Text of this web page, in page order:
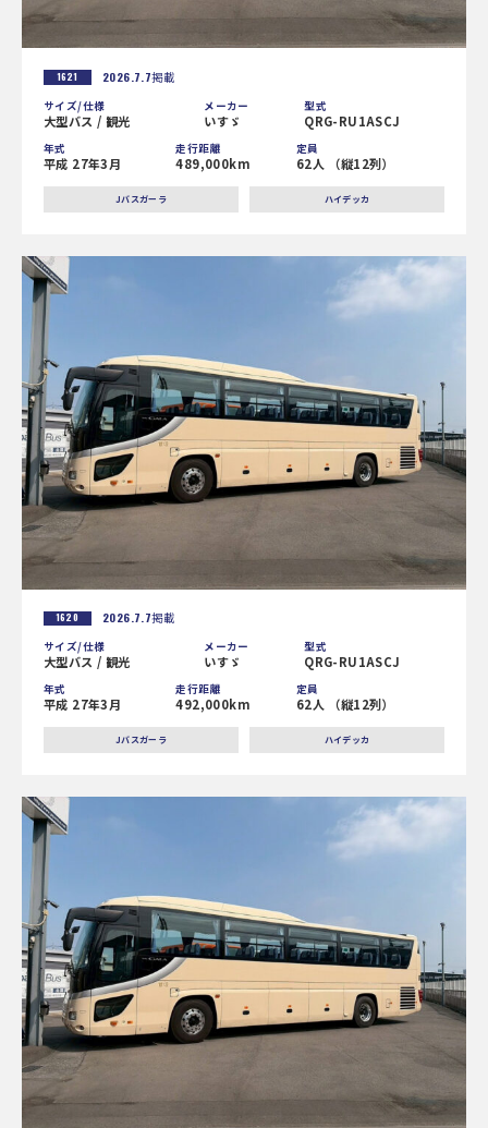
1621 2026.7.7掲載
サイズ/仕様
大型バス / 観光
メーカー
いすゞ
型式
QRG-RU1ASCJ
年式
平成 27年3月
走行距離
489,000km
定員
62人 （縦12列）
Jバスガーラ ハイデッカ
1620 2026.7.7掲載
サイズ/仕様
大型バス / 観光
メーカー
いすゞ
型式
QRG-RU1ASCJ
年式
平成 27年3月
走行距離
492,000km
定員
62人 （縦12列）
Jバスガーラ ハイデッカ